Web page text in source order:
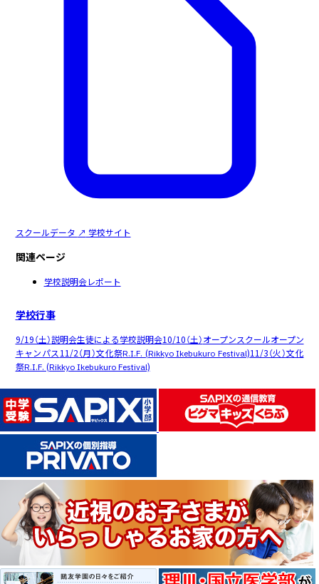
スクールデータ ↗ 学校サイト
関連ページ
学校説明会レポート
学校行事
9/19（土）説明会生徒による学校説明会10/10（土）オープンスクールオープン
キャンパス 11/2（月）文化祭R.I.F. (Rikkyo Ikebukuro Festival)11/3（火）文化
祭R.I.F. (Rikkyo Ikebukuro Festival)